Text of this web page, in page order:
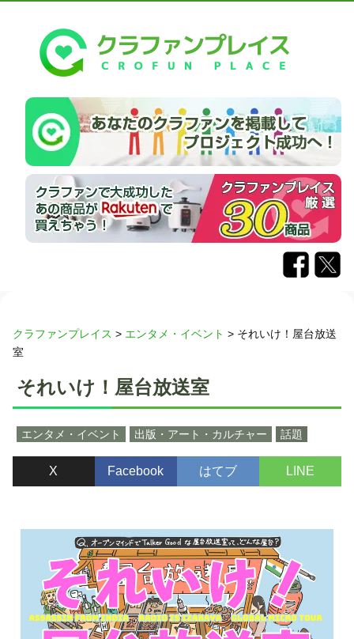
クラファンプレイス > エンタメ・イベント > それいけ！屋台放送
室
それいけ！屋台放送室
エンタメ・イベント 出版・アート・カルチャー 話題
X Facebook はてブ LINE